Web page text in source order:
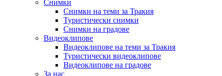
Снимки
Снимки на теми за Тракия
Туристически снимки
Снимки на градове
Видеоклипове
Видеоклипове на теми за Тракия
Туристически видеоклипове
Видеоклипове на градове
За нас